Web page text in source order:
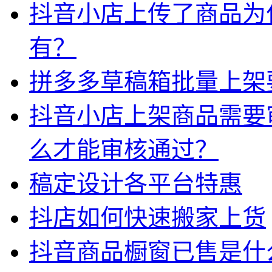
抖音小店上传了商品
有？
拼多多草稿箱批量上
抖音小店上架商品需
么才能审核通过？
稿定设计各平台特惠
抖店如何快速搬家上货
抖音商品橱窗已售是